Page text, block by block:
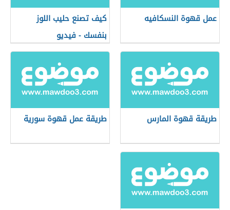
عمل قهوة النسكافيه
كيف تصنع حليب اللوز
بنفسك - فيديو
طريقة قهوة المارس طريقة عمل قهوة سورية